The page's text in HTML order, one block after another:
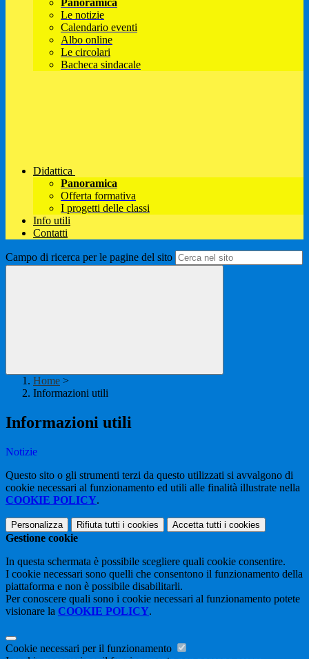
Panoramica
Le notizie
Calendario eventi
Albo online
Le circolari
Bacheca sindacale
Didattica
Panoramica
Offerta formativa
I progetti delle classi
Info utili
Contatti
Campo di ricerca per le pagine del sito
Home >
Informazioni utili
Informazioni utili
Notizie
Questo sito o gli strumenti terzi da questo utilizzati si avvalgono di
cookie necessari al funzionamento ed utili alle finalità illustrate nella
COOKIE POLICY.
Personalizza Rifiuta tutti i cookies Accetta tutti i cookies
Gestione cookie
In questa schermata è possibile scegliere quali cookie consentire.
I cookie necessari sono quelli che consentono il funzionamento della
piattaforma e non è possibile disabilitarli.
Per conoscere quali sono i cookie necessari al funzionamento potete
visionare la COOKIE POLICY.
Cookie necessari per il funzionamento